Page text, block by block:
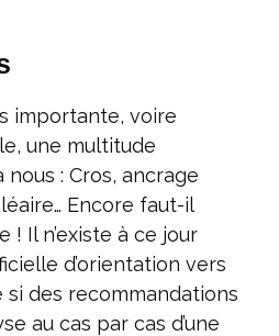
importante, voire
une multitude
nous : Cros, ancrage
Encore faut-il
Il n’existe à ce jour
d’orientation vers
si des recommandations
au cas par cas d’une